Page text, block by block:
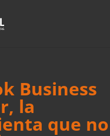
Business
la
que no